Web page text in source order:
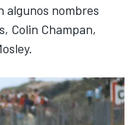
algunos nombres
Colin Champan,